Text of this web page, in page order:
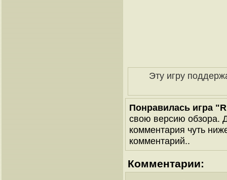
Эту игру
Понравилась игра
свою версию обзора.
комментария чуть
комментарий..
Комментарии: